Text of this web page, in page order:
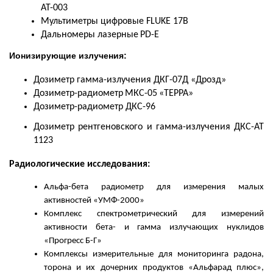
АТ-003
Мультиметры цифровые FLUKE 17B
Дальномеры лазерные PD-E
Ионизирующие излучения:
Дозиметр гамма-излучения ДКГ-07Д «Дрозд»
Дозиметр-радиометр МКС-05 «ТЕРРА»
Дозиметр-радиометр ДКС-96
Дозиметр рентгеновского и гамма-излучения ДКС-АТ
1123
Радиологические исследования:
Альфа-бета радиометр для измерения малых
активностей «УМФ-2000»
Комплекс спектрометрический для измерений
активности бета- и гамма излучающих нуклидов
«Прогресс Б-Г»
Комплексы измерительные для мониторинга радона,
торона и их дочерних продуктов «Альфарад плюс»,